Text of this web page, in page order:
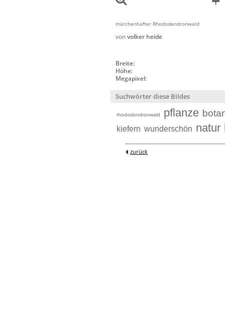
märchenhafter Rhododendronwald
vonvolker heide
Breite:
Höhe:
Megapixel:
Suchwörter diese Bildes
rhododendronwald pflanze
kiefern wunderschön natur
zurück